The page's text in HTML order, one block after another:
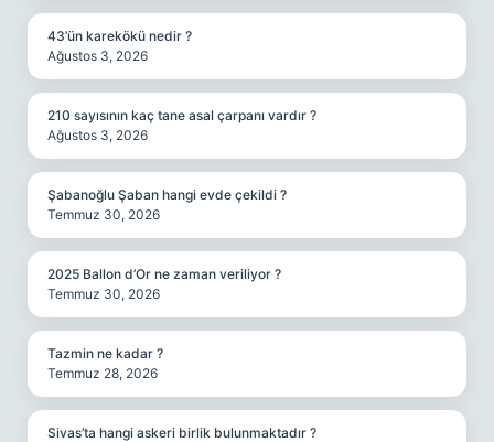
43’ün karekökü nedir ?
Ağustos 3, 2026
210 sayısının kaç tane asal çarpanı vardır ?
Ağustos 3, 2026
Şabanoğlu Şaban hangi evde çekildi ?
Temmuz 30, 2026
2025 Ballon d’Or ne zaman veriliyor ?
Temmuz 30, 2026
Tazmin ne kadar ?
Temmuz 28, 2026
Sivas’ta hangi askeri birlik bulunmaktadır ?